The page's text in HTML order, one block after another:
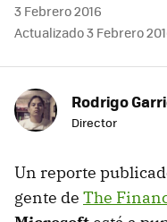
3 Febrero 2016
Actualizado 3 Febrero
Rodrigo
Director
Un reporte
gente de The